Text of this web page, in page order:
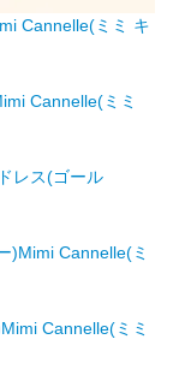
Cannelle(ミミ キ
Cannelle(ミミ
レス(ゴール
)Mimi Cannelle(ミ
Cannelle(ミミ